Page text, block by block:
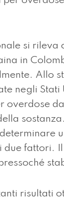
si rileva
in
Allo
negli Stati
overdose
due fattori.
risultati